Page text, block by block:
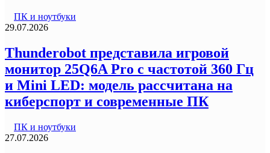
ПК и ноутбуки
29.07.2026
Thunderobot представила игровой
монитор 25Q6A Pro с частотой 360 Гц
и Mini LED: модель рассчитана на
киберспорт и современные ПК
ПК и ноутбуки
27.07.2026